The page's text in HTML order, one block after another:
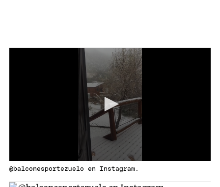
@balconesportezuelo en Instagram.